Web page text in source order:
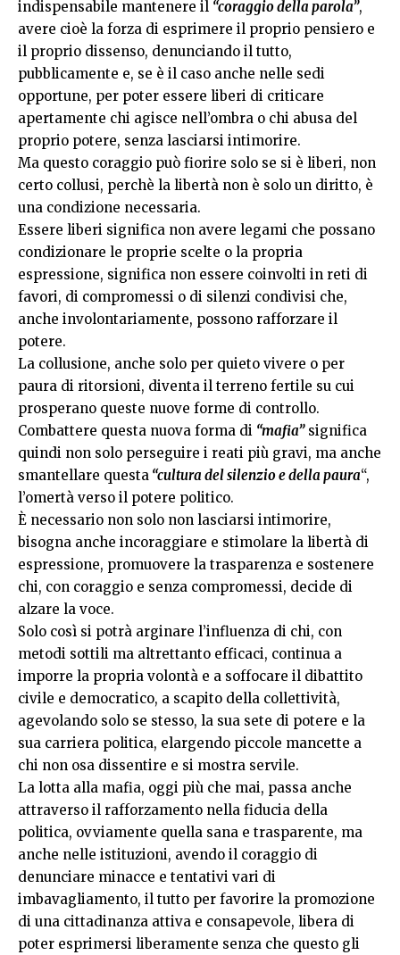
indispensabile mantenere il “coraggio della parola”,
avere cioè la forza di esprimere il proprio pensiero e
il proprio dissenso, denunciando il tutto,
pubblicamente e, se è il caso anche nelle sedi
opportune, per poter essere liberi di criticare
apertamente chi agisce nell’ombra o chi abusa del
proprio potere, senza lasciarsi intimorire.
Ma questo coraggio può fiorire solo se si è liberi, non
certo collusi, perchè la libertà non è solo un diritto, è
una condizione necessaria.
Essere liberi significa non avere legami che possano
condizionare le proprie scelte o la propria
espressione, significa non essere coinvolti in reti di
favori, di compromessi o di silenzi condivisi che,
anche involontariamente, possono rafforzare il
potere.
La collusione, anche solo per quieto vivere o per
paura di ritorsioni, diventa il terreno fertile su cui
prosperano queste nuove forme di controllo.
Combattere questa nuova forma di “mafia”significa
quindi non solo perseguire i reati più gravi, ma anche
smantellare questa “cultura del silenzio e della paura“,
l’omertà verso il potere politico.
È necessario non solo non lasciarsi intimorire,
bisogna anche incoraggiare e stimolare la libertà di
espressione, promuovere la trasparenza e sostenere
chi, con coraggio e senza compromessi, decide di
alzare la voce.
Solo così si potrà arginare l’influenza di chi, con
metodi sottili ma altrettanto efficaci, continua a
imporre la propria volontà e a soffocare il dibattito
civile e democratico, a scapito della collettività,
agevolando solo se stesso, la sua sete di potere e la
sua carriera politica, elargendo piccole mancette a
chi non osa dissentire e si mostra servile.
La lotta alla mafia, oggi più che mai, passa anche
attraverso il rafforzamento nella fiducia della
politica, ovviamente quella sana e trasparente, ma
anche nelle istituzioni, avendo il coraggio di
denunciare minacce e tentativi vari di
imbavagliamento, il tutto per favorire la promozione
di una cittadinanza attiva e consapevole, libera di
poter esprimersi liberamente senza che questo gli